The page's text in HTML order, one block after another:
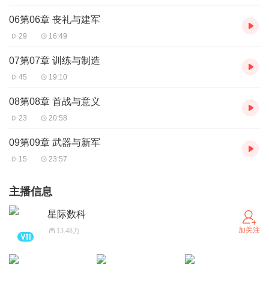
06第06章 丧礼与建军
29 16:49
07第07章 训练与制造
45 19:10
08第08章 首战与意义
23 20:58
09第09章 武器与新军
15 23:57
主播信息
星际数科
13.48万 加关注